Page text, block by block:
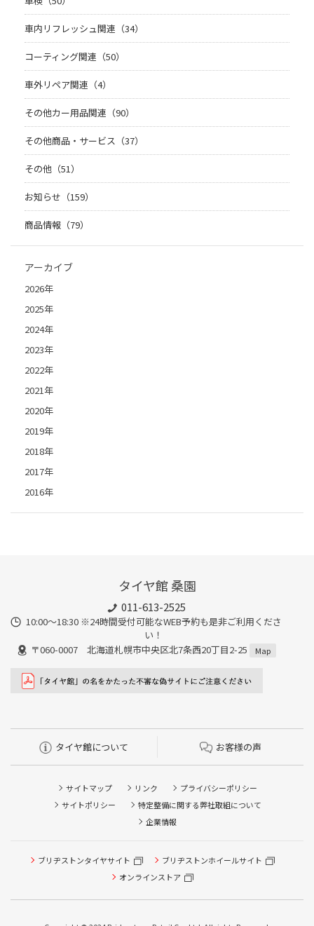
車内リフレッシュ関連（34）
コーティング関連（50）
車外リペア関連（4）
その他カー用品関連（90）
その他商品・サービス（37）
その他（51）
お知らせ（159）
商品情報（79）
アーカイブ
2026年
2025年
2024年
2023年
2022年
2021年
2020年
2019年
2018年
2017年
2016年
タイヤ館 桑園
011-613-2525
10:00～18:30 ※24時間受付可能なWEB予約も是非ご利用くださ
い！
〒060-0007 北海道札幌市中央区北7条西20丁目2-25
Map
タイヤ館について お客様の声
サイトマップ リンク
プライバシーポリシー
サイトポリシー
特定整備に関する弊社取組について
企業情報
ブリヂストンタイヤサイト
ブリヂストンホイールサイト
オンラインストア
タイヤ点検・安全点検/タイヤ履き替え/オイル交換/その他
ピット作業の予約